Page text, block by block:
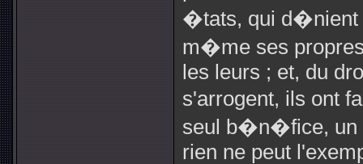
�tats, qui d�nient
m�me ses
les leurs ; et, du
s'arrogent, ils ont
seul b�n�fice, un
rien ne peut